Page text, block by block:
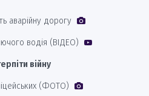
аварійну дорогу
водія (ВІДЕО)
війну
(ФОТО)